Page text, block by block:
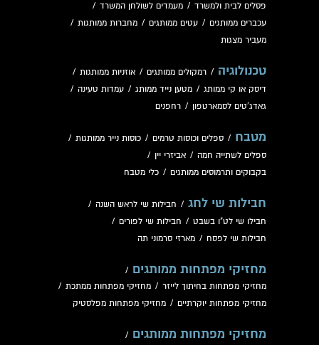
פסלים לבית ולמשרד / מעמדים לשולחן המשרד /
עכברים ממותגים / עטים ממותגים / מחברות ממותגות /
מעביר מצגות
טכנולוגיה / רמקולים ממותגים / אוזניות ממותגות /
דיסק או קי ממותג / מטען נייד ממותג / עמדות טעינה /
גאדג'טים לסמארטפון / רחפנים
מטבח / ספלים וכוסות טרמים / כוסות נייר ממותגות /
ספלים לשתייה חמה / אביזרי יין /
בקבוקים ותרמוסים ממותגים / כלי מטבח
חבילות שי לחג / חבילות שי לראש השנה /
חבילו שי לט"ו בשבט / חבילות שי לפורים /
חבילות שי לפסח / מארזי סרמוני תה
מחזיקי מפתחות ממותגים /
מחזיקי מפתחות בחיתוך לייזר / מחזיקי מפתחות ממתכת /
מחזיקי מפתחות יוקרתיים / מחזיקי מפתחות מפלסטיק
מחזיקי מפתחות ממותגים /